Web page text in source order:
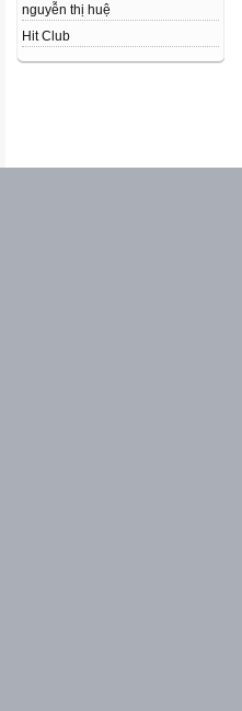
nguyễn thị huệ
Hit Club